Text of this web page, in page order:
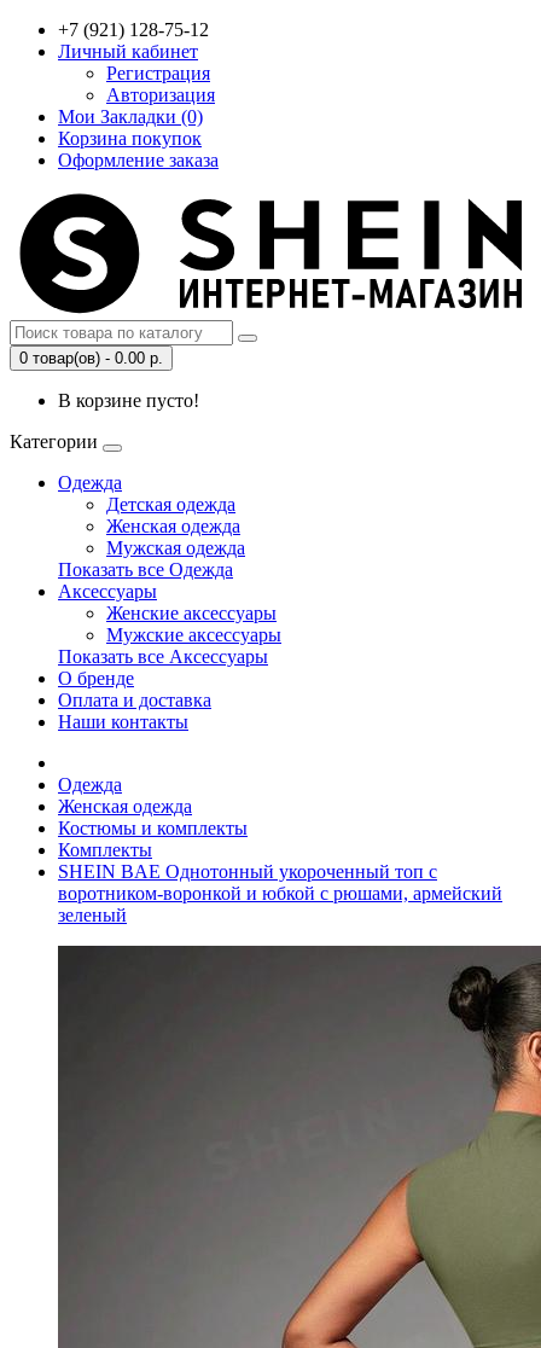
+7 (921) 128-75-12
Личный кабинет
Регистрация
Авторизация
Мои Закладки (0)
Корзина покупок
Оформление заказа
0 товар(ов) - 0.00 р.
В корзине пусто!
Категории
Одежда
Детская одежда
Женская одежда
Мужская одежда
Показать все Одежда
Аксессуары
Женские аксессуары
Мужские аксессуары
Показать все Аксессуары
О бренде
Оплата и доставка
Наши контакты
Одежда
Женская одежда
Костюмы и комплекты
Комплекты
SHEIN BAE Однотонный укороченный топ с
воротником-воронкой и юбкой с рюшами, армейский
зеленый